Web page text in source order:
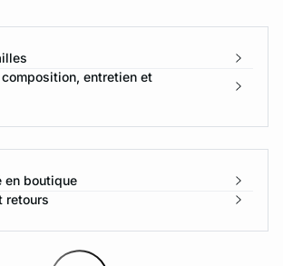
entretien et
en boutique
retours